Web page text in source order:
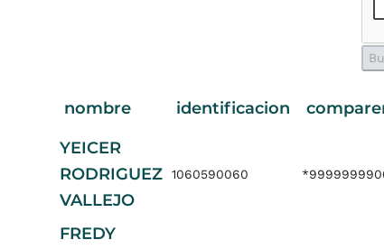
nombre identificacion
YEICER
RODRIGUEZ
VALLEJO
1060590060
FREDY